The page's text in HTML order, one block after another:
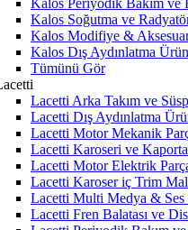
Kalos Periyodik Bakım ve
Kalos Soğutma ve
Kalos Modifiye &
Kalos Dış Aydınlatma
Tümünü Gör
Lacetti Arka Takım ve
Lacetti Dış Aydınlatma
Lacetti Motor Mekanik
Lacetti Karoseri ve
Lacetti Motor Elektrik
Lacetti Karoser iç Trim
Lacetti Multi Medya & Ses
Lacetti Fren Balatası ve